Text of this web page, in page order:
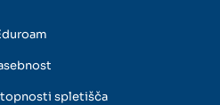
spletišča